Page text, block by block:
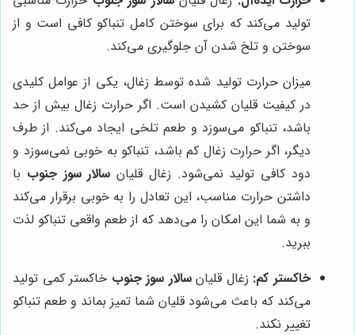
تولید می‌کند که برای سوختن کامل تنباکو کافی است و از
سوختن و تلخ شدن آن جلوگیری می‌کند.
میزان حرارت تولید شده توسط زغال، یکی از عوامل کلیدی
در کیفیت قلیان کشیدن است. اگر حرارت زغال بیش از حد
باشد، تنباکو می‌سوزد و طعم تلخی ایجاد می‌کند. از طرف
دیگر، اگر حرارت زغال کم باشد، تنباکو به خوبی نمی‌سوزد و
دود کافی تولید نمی‌شود. زغال قلیان سالار سوز جنوب با
داشتن حرارت مناسب، این تعادل را به خوبی برقرار می‌کند
و به شما این امکان را می‌دهد که از طعم واقعی تنباکو لذت
ببرید.
خاکستر کم: زغال قلیانسالار سوز جنوب خاکستر کمی تولید
می‌کند که باعث می‌شود قلیان شما تمیز بماند و طعم تنباکو
تغییر نکند.